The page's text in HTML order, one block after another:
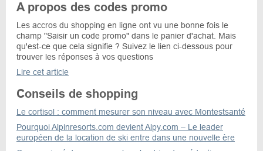
A propos des codes promo
Les accros du shopping en ligne ont vu une bonne fois le
champ "Saisir un code promo" dans le panier d'achat. Mais
qu'est-ce que cela signifie ? Suivez le lien ci-dessous pour
trouver les réponses à vos questions
Lire cet article
Conseils de shopping
Le cortisol : comment mesurer son niveau avec Montestsanté
Pourquoi Alpinresorts.com devient Alpy.com – Le leader
européen de la location de ski entre dans une nouvelle ère